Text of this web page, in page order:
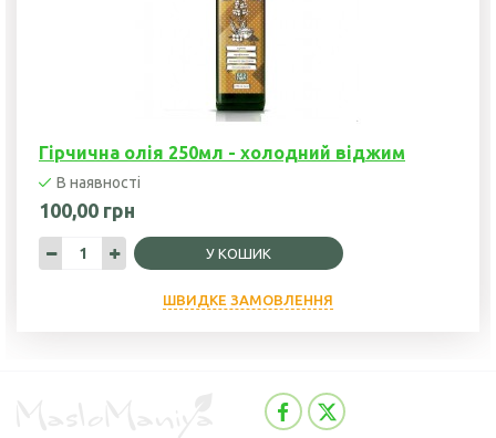
Гірчична олія 250мл - холодний віджим
В наявності
100,00 грн
У КОШИК
ШВИДКЕ ЗАМОВЛЕННЯ